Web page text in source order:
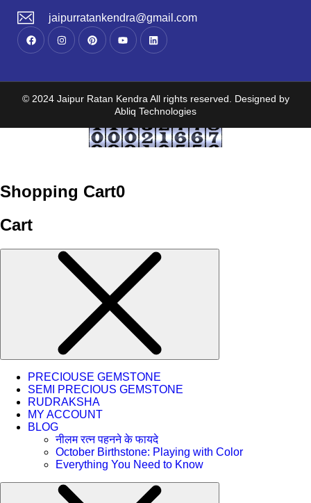
jaipurratankendra@gmail.com
© 2024 Jaipur Ratan Kendra All rights reserved. Designed by
Abliq Technologies
Shopping Cart0
Cart
PRECIOUSE GEMSTONE
SEMI PRECIOUS GEMSTONE
RUDRAKSHA
MY ACCOUNT
BLOG
नीलम रत्न पहनने के फायदे
October Birthstone: Playing with Color
Everything You Need to Know